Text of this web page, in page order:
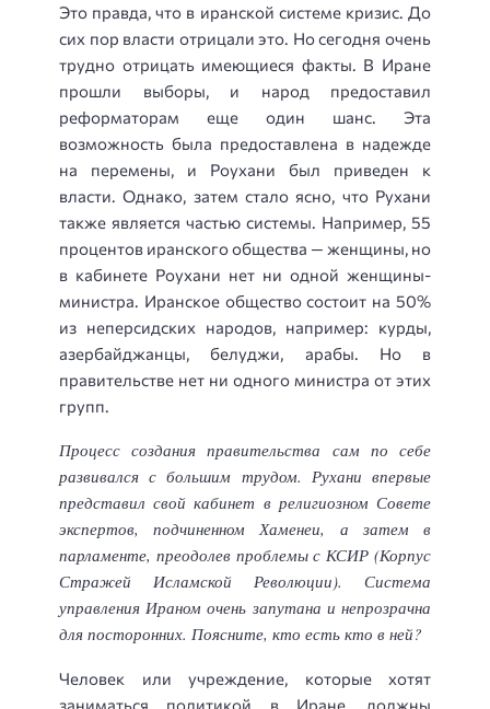
Это правда, что в иранской системе кризис. До
сих пор власти отрицали это. Но сегодня очень
трудно отрицать имеющиеся факты. В Иране
прошли выборы, и народ предоставил
реформаторам еще один шанс. Эта
возможность была предоставлена в надежде
на перемены, и Роухани был приведен к
власти. Однако, затем стало ясно, что Рухани
также является частью системы. Например, 55
процентов иранского общества — женщины, но
в кабинете Роухани нет ни одной женщины-
министра. Иранское общество состоит на 50%
из неперсидских народов, например: курды,
азербайджанцы, белуджи, арабы. Но в
правительстве нет ни одного министра от этих
групп.
Процесс создания правительства сам по себе
развивался с большим трудом. Рухани впервые
представил свой кабинет в религиозном Совете
экспертов, подчиненном Хаменеи, а затем в
парламенте, преодолев проблемы с КСИР (Корпус
Стражей Исламской Революции). Система
управления Ираном очень запутана и непрозрачна
для посторонних. Поясните, кто есть кто в ней?
Человек или учреждение, которые хотят
заниматься политикой в Иране, должны